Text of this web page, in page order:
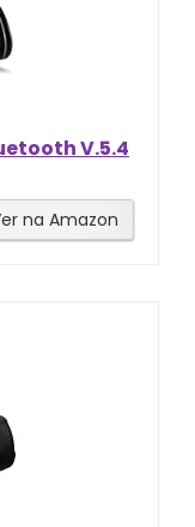
V.5.4
na Amazon